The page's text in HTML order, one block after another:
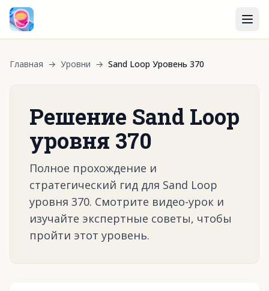
Главная → Уровни → Sand Loop Уровень 370
Решение Sand Loop
уровня 370
Полное прохождение и
стратегический гид для Sand Loop
уровня 370. Смотрите видео-урок и
изучайте экспертные советы, чтобы
пройти этот уровень.